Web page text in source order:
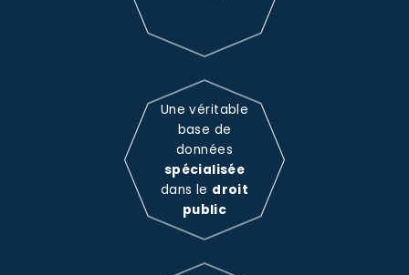
Une véritable
base de
données
spécialisée
dans le droit
public